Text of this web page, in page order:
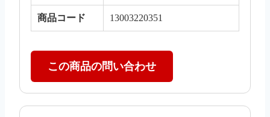
商品コード 13003220351
この商品の問い合わせ